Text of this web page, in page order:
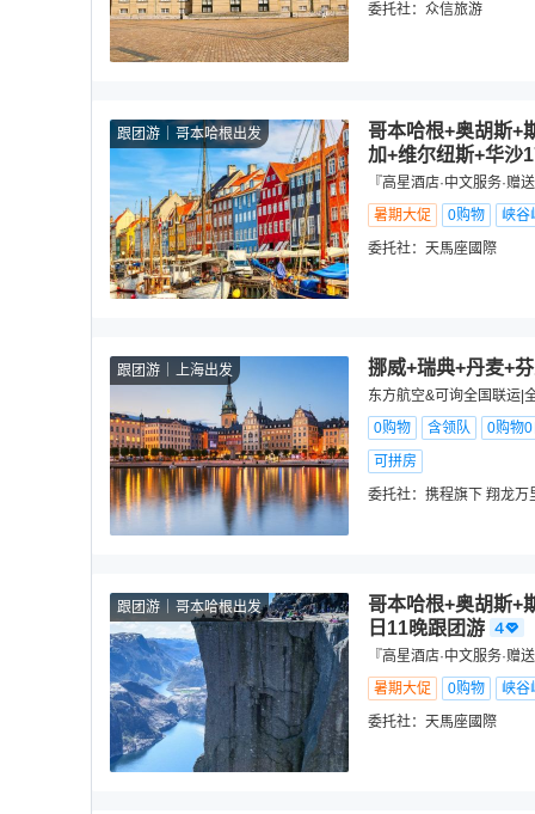
委托社： 众信旅游
跟团游 哥本哈根出发
哥本哈根+奥胡斯+
加+维尔纽斯+华沙
『高星酒店·中文服务·
暑期大促
0购物
峡谷
委托社： 天馬座國際
跟团游 上海出发 挪威+瑞典+丹麦+
东方航空&可询全国联运|
0购物
含领队
0购物
可拼房
委托社： 携程旗下 翔龙万
跟团游 哥本哈根出发
哥本哈根+奥胡斯+
日11晚跟团游
『高星酒店·中文服务·
暑期大促
0购物
峡谷
委托社： 天馬座國際